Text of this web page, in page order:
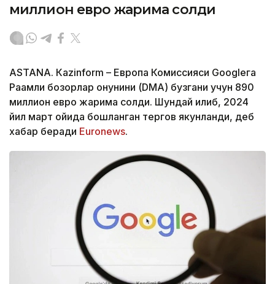
миллион евро жарима солди
ASTANА. Кazinform – Европа Комиссияси Googleга
Рақамли бозорлар қонунини (DMA) бузгани учун 890
миллион евро жарима солди. Шундай қилиб, 2024
йил март ойида бошланган тергов якунланди, деб
хабар беради Euronews.